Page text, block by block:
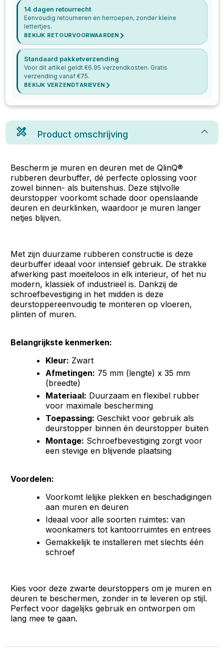
14 dagen retourrecht
Eenvoudig retourneren en herroepen, zonder kleine
lettertjes.
BEKIJK RETOURVOORWAARDEN
Standaard pakketverzending
Voor dit artikel geldt €6.95 verzendkosten. Gratis
verzending vanaf €75.
BEKIJK VERZENDTARIEVEN
Product omschrijving
Bescherm je muren en deuren met de QlinQ®
rubberen deurbuffer, dé perfecte oplossing voor
zowel binnen- als buitenshuis. Deze stijlvolle
deurstopper voorkomt schade door openslaande
deuren en deurklinken, waardoor je muren langer
netjes blijven.
Met zijn duurzame rubberen constructie is deze
deurbuffer ideaal voor intensief gebruik. De strakke
afwerking past moeiteloos in elk interieur, of het nu
modern, klassiek of industrieel is. Dankzij de
schroefbevestiging in het midden is deze
deurstoppereenvoudig te monteren op vloeren,
plinten of muren.
Belangrijkste kenmerken:
Kleur: Zwart
Afmetingen: 75 mm (lengte) x 35 mm
(breedte)
Materiaal: Duurzaam en flexibel rubber
voor maximale bescherming
Toepassing: Geschikt voor gebruik als
deurstopper binnen én deurstopper buiten
Montage: Schroefbevestiging zorgt voor
een stevige en blijvende plaatsing
Voordelen:
Voorkomt lelijke plekken en beschadigingen
aan muren en deuren
Ideaal voor alle soorten ruimtes: van
woonkamers tot kantoorruimtes en entrees
Gemakkelijk te installeren met slechts één
schroef
Kies voor deze zwarte deurstoppers om je muren en
deuren te beschermen, zonder in te leveren op stijl.
Perfect voor dagelijks gebruik en ontworpen om
lang mee te gaan.